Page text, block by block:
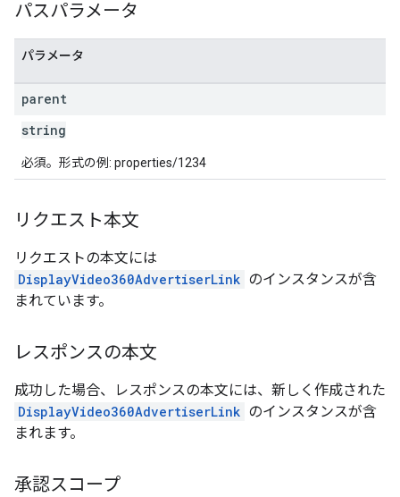
パスパラメータ
パラメータ
parent
string
必須。形式の例: properties/1234
リクエスト本文
リクエストの本文には
DisplayVideo360AdvertiserLink のインスタンスが含
まれています。
レスポンスの本文
成功した場合、レスポンスの本文には、新しく作成された
DisplayVideo360AdvertiserLink のインスタンスが含
まれます。
承認スコープ